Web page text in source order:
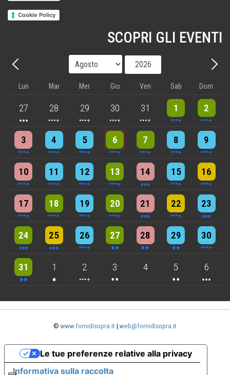
Cookie Policy
SCOPRI GLI EVENTI
Precedente - Mese
Anno
Lun Mar Mer Gio Ven Sab Dom
27
3 events 28
4 events 29
5 events 30
5 events 31
5 events 1
10 events 2
8 events
3
4 events 4
4 events 5
7 events 6
6 events 7
5 events 8
7 events 9
8 events
10
6 events 11
7 events 12
7 events 13
9 events 14
3 events 15
5 events 16
4 events
17
5 events 18
6 events 19
7 events 20
6 events 21
3 events 22
4 events 23
3 events
24
3 events 25
3 events 26
6 events 27
2 events 28
2 events 29
2 events 30
4 events
31
2 events 1
One event 2
4 events 3
2 events 4 5
2 events 6
3 events
© www.fornidisopra.it | web@fornidisopra.it
Informativa sulla raccolta
Le tue preferenze relative alla privacy